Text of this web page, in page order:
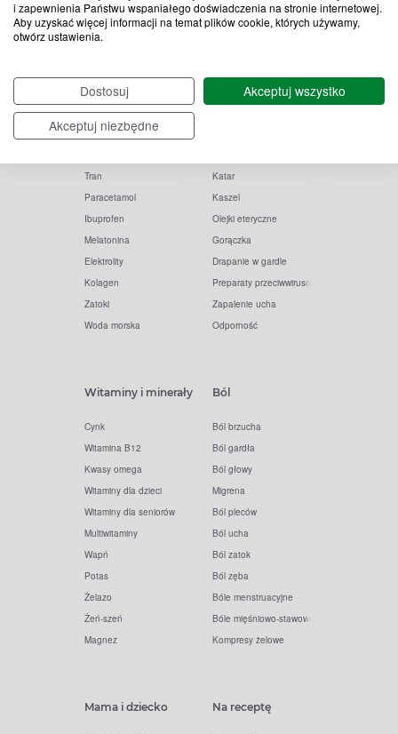
i zapewnienia Państwu wspaniałego doświadczenia na stronie internetowej.
Aby uzyskać więcej informacji na temat plików cookie, których używamy,
otwórz ustawienia.
Dostosuj
Akceptuj wszystko
Akceptuj niezbędne
Popularne zapytania
Witamina D
Witamina C
Tran
Paracetamol
Ibuprofen
Melatonina
Elektrolity
Kolagen
Zatoki
Woda morska
Przeziębienie i grypa
Katar
Kaszel
Olejki eteryczne
Gorączka
Drapanie w gardle
Preparaty przeciwwirusowe
Zapalenie ucha
Odporność
Witaminy i minerały
Cynk
Witamina B12
Kwasy omega
Witaminy dla dzieci
Witaminy dla seniorów
Multiwitaminy
Wapń
Potas
Żelazo
Żeń-szeń
Magnez
Ból
Ból brzucha
Ból gardła
Ból głowy
Migrena
Ból pleców
Ból ucha
Ból zatok
Ból zęba
Bóle menstruacyjne
Bóle mięśniowo-stawowe
Kompresy żelowe
Mama i dziecko Na receptę